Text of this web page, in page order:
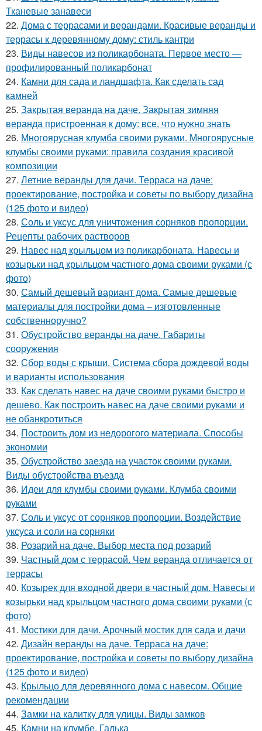
Тканевые занавеси
22. Дома с террасами и верандами. Красивые веранды и
террасы к деревянному дому: стиль кантри
23. Виды навесов из поликарбоната. Первое место —
профилированный поликарбонат
24. Камни для сада и ландшафта. Как сделать сад
камней
25. Закрытая веранда на даче. Закрытая зимняя
веранда пристроенная к дому: все, что нужно знать
26. Многоярусная клумба своими руками. Многоярусные
клумбы своими руками: правила создания красивой
композиции
27. Летние веранды для дачи. Терраса на даче:
проектирование, постройка и советы по выбору дизайна
(125 фото и видео)
28. Соль и уксус для уничтожения сорняков пропорции.
Рецепты рабочих растворов
29. Навес над крыльцом из поликарбоната. Навесы и
козырьки над крыльцом частного дома своими руками (с
фото)
30. Самый дешевый вариант дома. Самые дешевые
материалы для постройки дома – изготовленные
собственноручно?
31. Обустройство веранды на даче. Габариты
сооружения
32. Сбор воды с крыши. Система сбора дождевой воды
и варианты использования
33. Как сделать навес на даче своими руками быстро и
дешево. Как построить навес на даче своими руками и
не обанкротиться
34. Построить дом из недорогого материала. Способы
экономии
35. Обустройство заезда на участок своими руками.
Виды обустройства въезда
36. Идеи для клумбы своими руками. Клумба своими
руками
37. Соль и уксус от сорняков пропорции. Воздействие
уксуса и соли на сорняки
38. Розарий на даче. Выбор места под розарий
39. Частный дом с террасой. Чем веранда отличается от
террасы
40. Козырек для входной двери в частный дом. Навесы и
козырьки над крыльцом частного дома своими руками (с
фото)
41. Мостики для дачи. Арочный мостик для сада и дачи
42. Дизайн веранды на даче. Терраса на даче:
проектирование, постройка и советы по выбору дизайна
(125 фото и видео)
43. Крыльцо для деревянного дома с навесом. Общие
рекомендации
44. Замки на калитку для улицы. Виды замков
45. Камни на клумбе. Галька